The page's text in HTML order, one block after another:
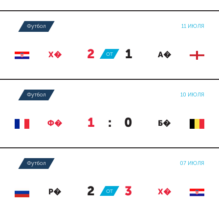
Футбол 11 ИЮЛЯ
Х� 2 : 1 А�
ОТ
Футбол 10 ИЮЛЯ
Ф� 1 : 0 Б�
Футбол 07 ИЮЛЯ
Р� 2 : 3 Х�
ОТ